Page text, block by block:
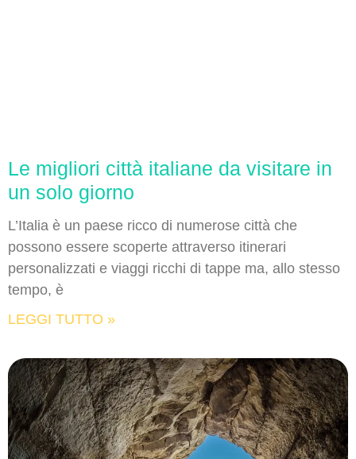
Le migliori città italiane da visitare in
un solo giorno
L’Italia è un paese ricco di numerose città che
possono essere scoperte attraverso itinerari
personalizzati e viaggi ricchi di tappe ma, allo stesso
tempo, è
LEGGI TUTTO »